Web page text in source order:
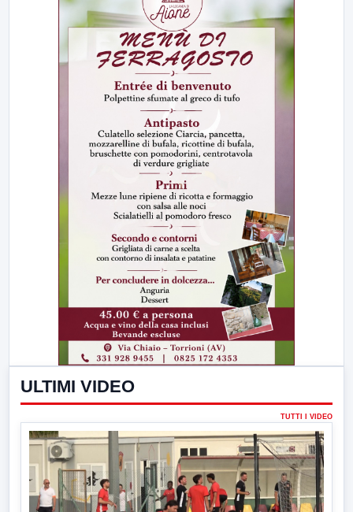
ULTIMI VIDEO
TUTTI I VIDEO